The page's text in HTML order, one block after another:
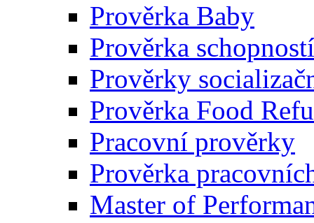
Prověrka Baby
Prověrka
Prověrky
Prověrka Food
Pracovní prověrky
Prověrka
Master of